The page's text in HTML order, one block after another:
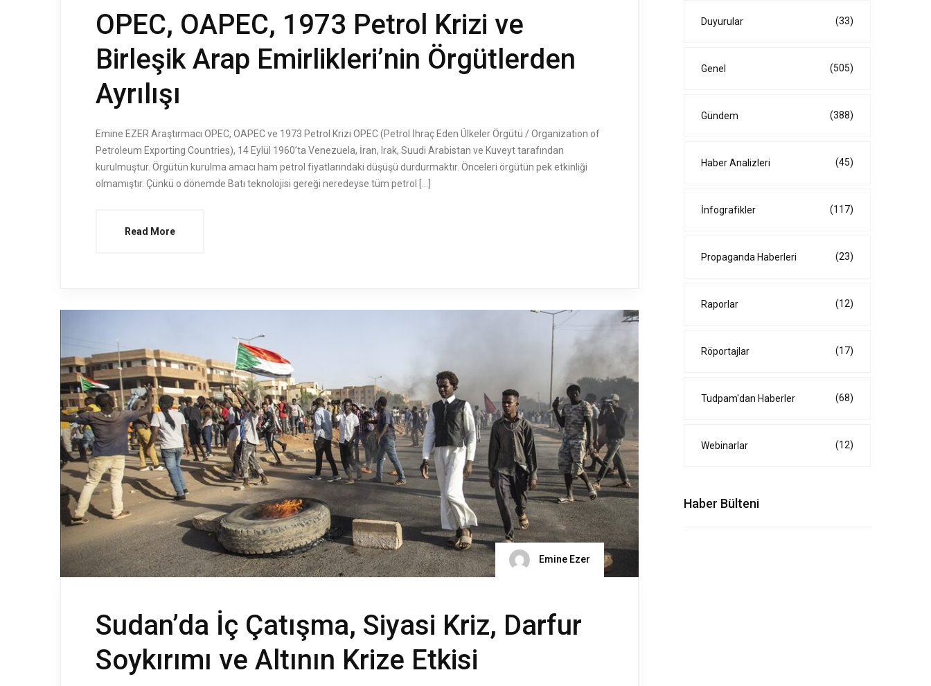
OPEC, OAPEC, 1973 Petrol Krizi ve
Birleşik Arap Emirlikleri’nin Örgütlerden
Ayrılışı
Emine EZER Araştırmacı OPEC, OAPEC ve 1973 Petrol Krizi OPEC (Petrol İhraç Eden Ülkeler Örgütü / Organization of
Petroleum Exporting Countries), 14 Eylül 1960’ta Venezuela, İran, Irak, Suudi Arabistan ve Kuveyt tarafından
kurulmuştur. Örgütün kurulma amacı ham petrol fiyatlarındaki düşüşü durdurmaktır. Önceleri örgütün pek etkinliği
olmamıştır. Çünkü o dönemde Batı teknolojisi gereği neredeyse tüm petrol […]
Read More
Emine Ezer
Sudan’da İç Çatışma, Siyasi Kriz, Darfur
Soykırımı ve Altının Krize Etkisi
Duyurular (33)
Genel (505)
Gündem (388)
Haber Analizleri (45)
İnfografikler (117)
Propaganda Haberleri (23)
Raporlar (12)
Röportajlar (17)
Tudpam'dan Haberler (68)
Webinarlar (12)
Haber Bülteni